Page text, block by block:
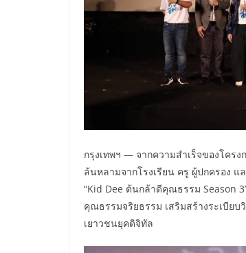
กรุงเทพฯ — จากความสำเร็จของโคร
ล้นหลามจากโรงเรียน ครู ผู้ปกครอง แ
“Kid Dee ต้นกล้าดีคุณธรรม Season
คุณธรรมจริยธรรม เสริมสร้างระเบีย
เยาวชนยุคดิจิทัล